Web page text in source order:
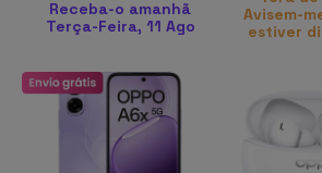
Receba-o amanhã
Terça-Feira, 11 Ago
Avisem-
estiver